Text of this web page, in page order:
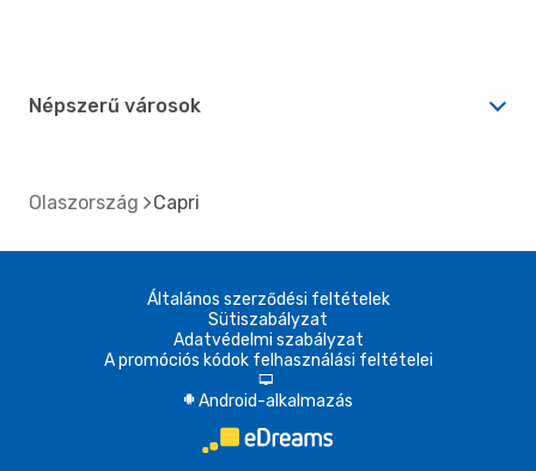
Népszerű városok
Olaszország Capri
Általános szerződési feltételek
Sütiszabályzat
Adatvédelmi szabályzat
A promóciós kódok felhasználási feltételei
d
A Android-alkalmazás